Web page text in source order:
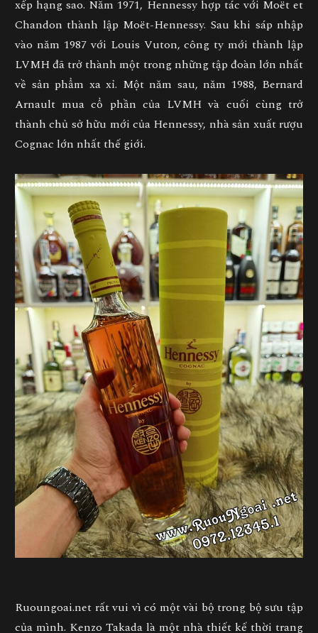
xếp hạng sao. Năm 1971, Hennessy hợp tác với Moët et
Chandon thành lập Moët-Hennessy. Sau khi sáp nhập
vào năm 1987 với Louis Vuton, công ty mới thành lập
LVMH đã trở thành một trong những tập đoàn lớn nhất
về sản phẩm xa xỉ. Một năm sau, năm 1988, Bernard
Arnault mua cổ phần của LVMH và cuối cùng trở
thành chủ sở hữu mới của Hennessy, nhà sản xuất rượu
Cognac lớn nhất thế giới.
Ruoungoai.net rất vui vì có một vài bộ trong bộ sưu tập
của mình. Kenzo Takada là một nhà thiết kế thời trang